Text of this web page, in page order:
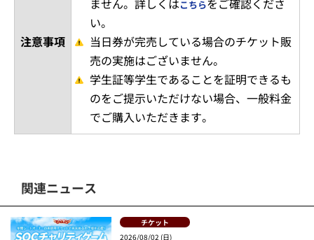
注意事項
ません。詳しくはこちらをご確認くださ
い。
当日券が完売している場合のチケット販
売の実施はございません。
学生証等学生であることを証明できるも
のをご提示いただけない場合、一般料金
でご購入いただきます。
関連ニュース
チケット
2026/08/02 (日)